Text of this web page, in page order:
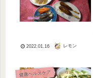
2022.01.16 レモン
健康ヘルスケア